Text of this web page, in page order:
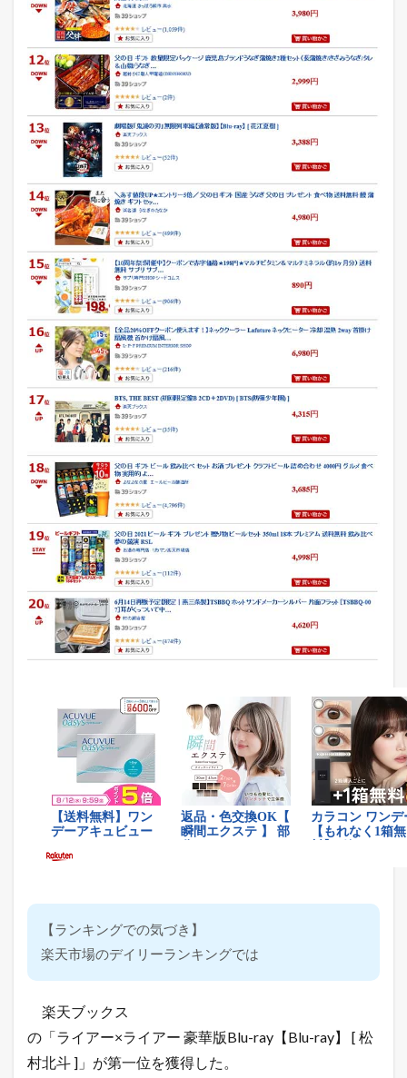
【ランキングでの気づき】
楽天市場のデイリーランキングでは
楽天ブックス
の「ライアー×ライアー 豪華版Blu-ray【Blu-ray】 [ 松
村北斗 ]」が第一位を獲得した。